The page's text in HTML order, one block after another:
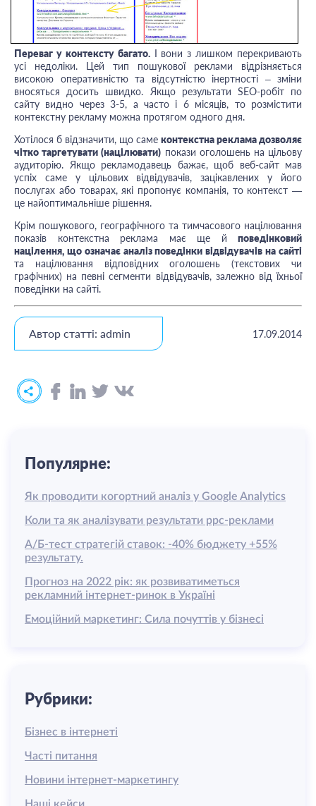
Переваг у контексту багато.І вони з лишком перекривають
усі недоліки. Цей тип пошукової реклами відрізняється
високою оперативністю та відсутністю інертності – зміни
вносяться досить швидко. Якщо результати SEO-робіт по
сайту видно через 3-5, а часто і 6 місяців, то розмістити
контекстну рекламу можна протягом одного дня.
Хотілося б відзначити, що саме контекстна реклама дозволяє
чітко таргетувати (націлювати) покази оголошень на цільову
аудиторію. Якщо рекламодавець бажає, щоб веб-сайт мав
успіх саме у цільових відвідувачів, зацікавлених у його
послугах або товарах, які пропонує компанія, то контекст —
це найоптимальніше рішення.
Крім пошукового, географічного та тимчасового націлювання
показів контекстна реклама має ще й поведінковий
націлення, що означає аналіз поведінки відвідувачів на сайті
та націлювання відповідних оголошень (текстових чи
графічних) на певні сегменти відвідувачів, залежно від їхньої
поведінки на сайті.
Автор статті: admin 17.09.2014
Популярне:
Як проводити когортний аналіз у Google Analytics
Коли та як аналізувати результати ррс-реклами
А/Б-тест стратегій ставок: -40% бюджету +55%
результату.
Прогноз на 2022 рік: як розвиватиметься
рекламний інтернет-ринок в Україні
Емоційний маркетинг: Сила почуттів у бізнесі
Рубрики:
Бізнес в інтернеті
Часті питання
Новини інтернет-маркетингу